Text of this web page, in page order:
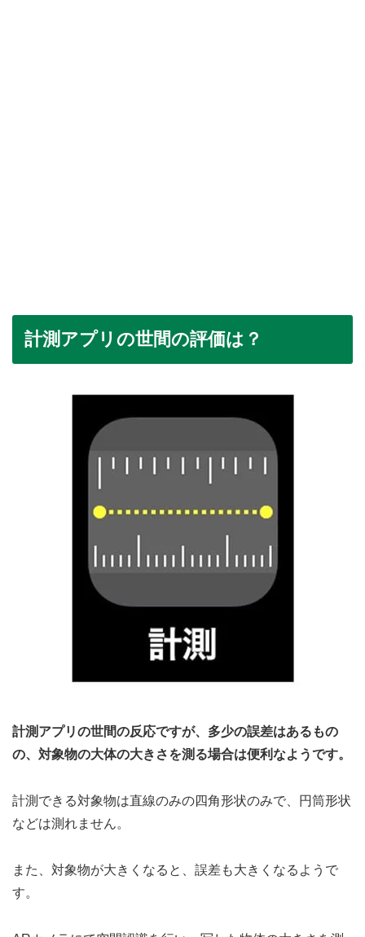
計測アプリの世間の評価は？
計測アプリの世間の反応ですが、多少の誤差はあるもの
の、対象物の大体の大きさを測る場合は便利なようです。
計測できる対象物は直線のみの四角形状のみで、円筒形状
などは測れません。
また、対象物が大きくなると、誤差も大きくなるようで
す。